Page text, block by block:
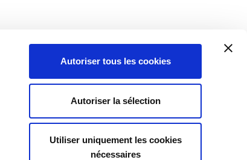
Autoriser tous les cookies
Autoriser la sélection
Utiliser uniquement les cookies
nécessaires
Insights